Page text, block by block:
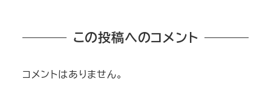
この投稿へのコメント
コメントはありません。